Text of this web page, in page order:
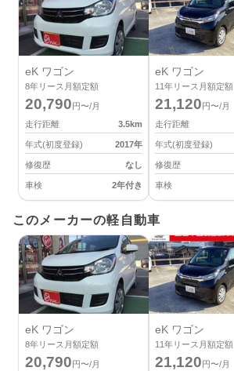
eK ワゴン
8年リース月額定額
20,790円〜/月
走行距離
3.5km
年式(初度登録) 2017年
修復歴 なし
車検 2年付き
eK ワゴン
11年リース月額定額
21,120円〜/月
走行距離
年式(初度登録)
修復歴
車検
このメーカーの軽自動車
eK ワゴン
8年リース月額定額
20,790円〜/月
eK ワゴン
11年リース月額定額
21,120円〜/月